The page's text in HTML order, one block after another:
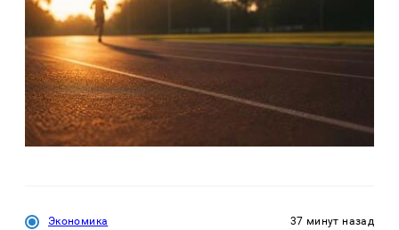
Экономика 37 минут назад